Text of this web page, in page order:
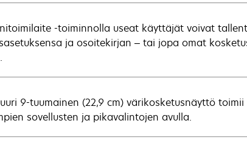
-toiminnolla useat käyttäjät voivat
ja osoitekirjan – tai jopa omat
9-tuumainen (22,9 cm) värikosketusnäyttö
sovellusten ja pikavalintojen avulla.